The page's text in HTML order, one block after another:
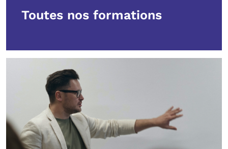
Toutes nos formations